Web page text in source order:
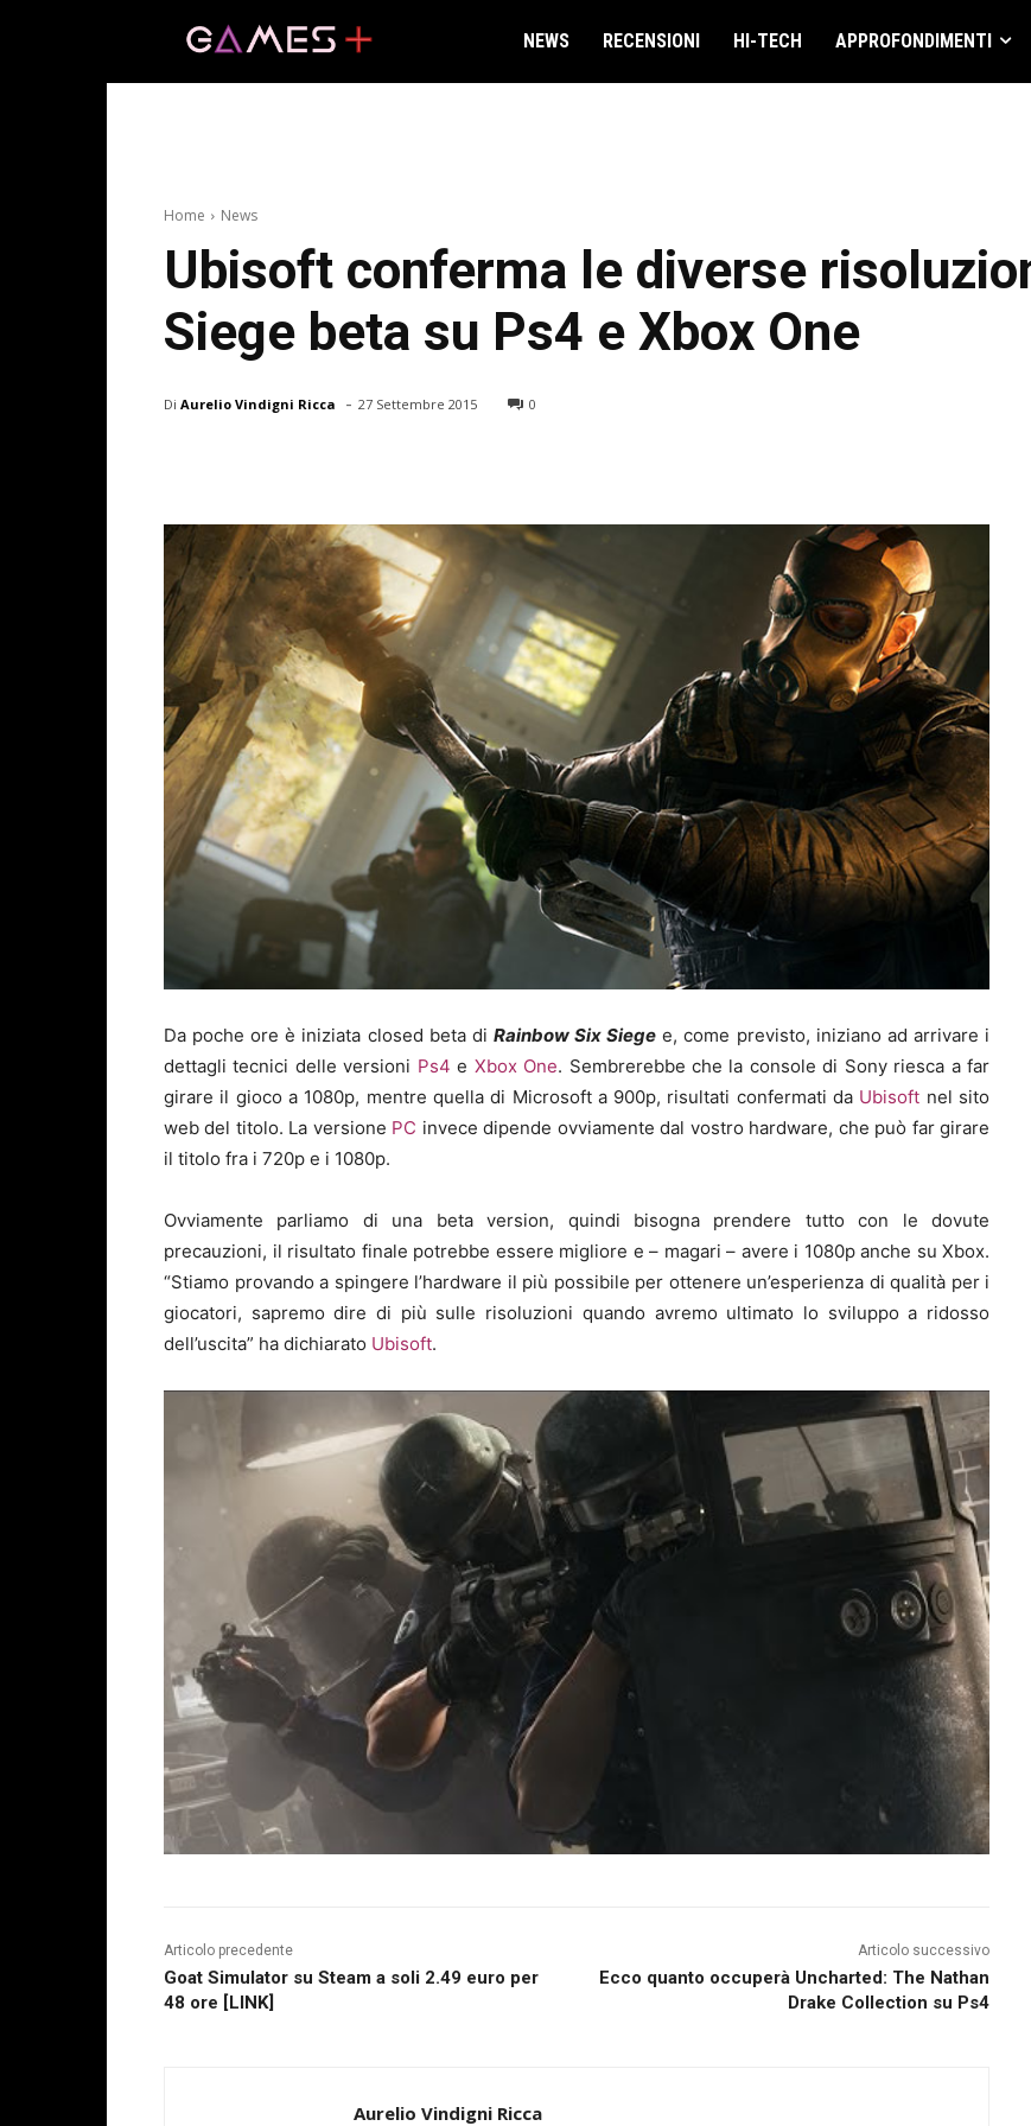
NEWS RECENSIONI HI-TECH APPROFONDIMENTI
Home News
Ubisoft conferma le diverse
Siege beta su Ps4 e Xbox One
Di Aurelio Vindigni Ricca - 27 Settembre 2015 0
Da poche ore è iniziata closed beta di Rainbow Six Siege e, come previsto, iniziano ad arrivare i
dettagli tecnici delle versioni Ps4 e Xbox One. Sembrerebbe che la console di Sony riesca a far
girare il gioco a 1080p, mentre quella di Microsoft a 900p, risultati confermati da Ubisoft nel sito
web del titolo. La versione PC invece dipende ovviamente dal vostro hardware, che può far girare
il titolo fra i 720p e i 1080p.
Ovviamente parliamo di una beta version, quindi bisogna prendere tutto con le dovute
precauzioni, il risultato finale potrebbe essere migliore e – magari – avere i 1080p anche su Xbox.
“Stiamo provando a spingere l’hardware il più possibile per ottenere un’esperienza di qualità per i
giocatori, sapremo dire di più sulle risoluzioni quando avremo ultimato lo sviluppo a ridosso
dell’uscita” ha dichiarato Ubisoft.
Articolo precedente
Goat Simulator su Steam a soli 2.49 euro per
48 ore [LINK]
Articolo successivo
Ecco quanto occuperà Uncharted: The Nathan
Drake Collection su Ps4
Aurelio Vindigni Ricca